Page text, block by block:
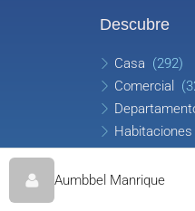
Aumbbel Manrique
Descubre
Casa (292)
Comercial
Habitaciones
Oficina (8)
Terreno